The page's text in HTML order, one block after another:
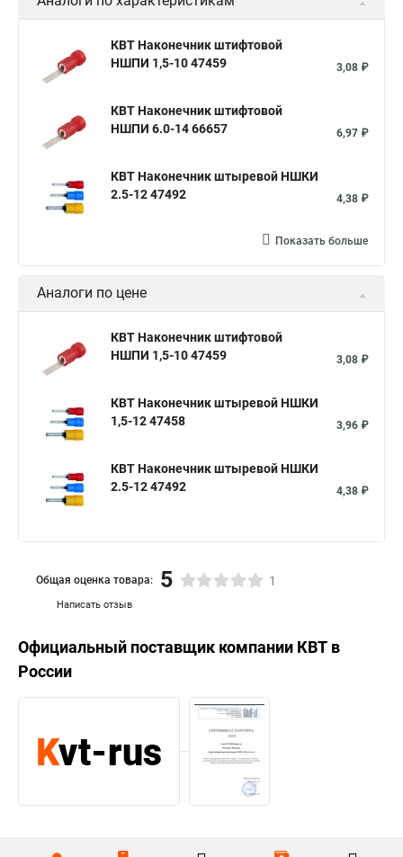
КВТ Наконечник штифтовой
НШПИ 1,5-10 47459
3,08 ₽
КВТ Наконечник штифтовой
НШПИ 6.0-14 66657
6,97 ₽
КВТ Наконечник штыревой НШКИ
2.5-12 47492
4,38 ₽
Показать больше
Аналоги по цене
КВТ Наконечник штифтовой
НШПИ 1,5-10 47459
3,08 ₽
КВТ Наконечник штыревой НШКИ
1,5-12 47458
3,96 ₽
КВТ Наконечник штыревой НШКИ
2.5-12 47492
4,38 ₽
Написать отзыв
Общая оценка товара: 5 1
Официальный поставщик компании КВТ в
России